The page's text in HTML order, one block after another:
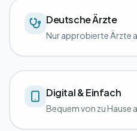
Deutsche Ärzte
Nur approbierte Ärzte
Digital & Einfach
Bequem von zu Hause